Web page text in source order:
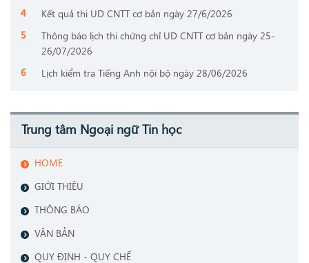
Kết quả thi UD CNTT cơ bản ngày 27/6/2026
Thông báo lịch thi chứng chỉ UD CNTT cơ bản ngày 25-
26/07/2026
Lịch kiểm tra Tiếng Anh nội bộ ngày 28/06/2026
Trung tâm Ngoại ngữ Tin học
HOME
GIỚI THIỆU
THÔNG BÁO
VĂN BẢN
QUY ĐỊNH - QUY CHẾ